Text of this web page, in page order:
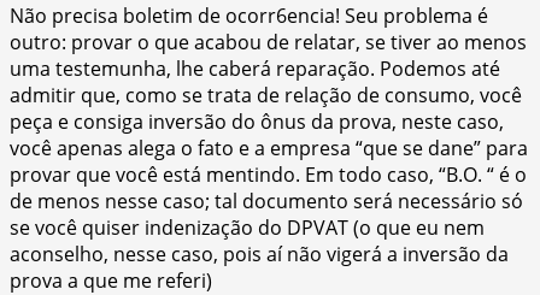
Não precisa boletim de ocorr6encia! Seu problema é
outro: provar o que acabou de relatar, se tiver ao menos
uma testemunha, lhe caberá reparação. Podemos até
admitir que, como se trata de relação de consumo, você
peça e consiga inversão do ônus da prova, neste caso,
você apenas alega o fato e a empresa “que se dane” para
provar que você está mentindo. Em todo caso, “B.O. “ é o
de menos nesse caso; tal documento será necessário só
se você quiser indenização do DPVAT (o que eu nem
aconselho, nesse caso, pois aí não vigerá a inversão da
prova a que me referi)